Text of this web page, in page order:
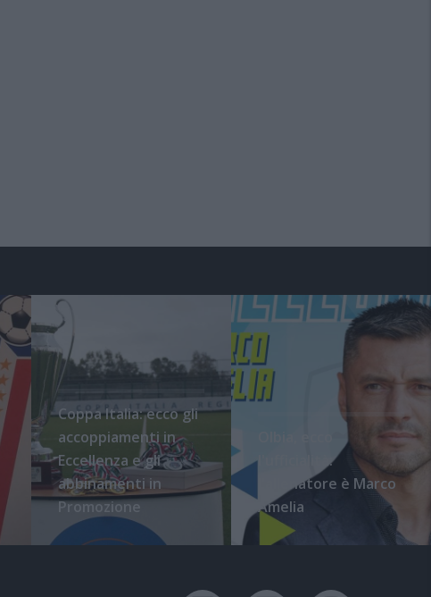
Coppa Italia: ecco gli
accoppiamenti in
Eccellenza e gli
abbinamenti in
Promozione
l'ufficialità:
l'allenatore è Marco
Amelia